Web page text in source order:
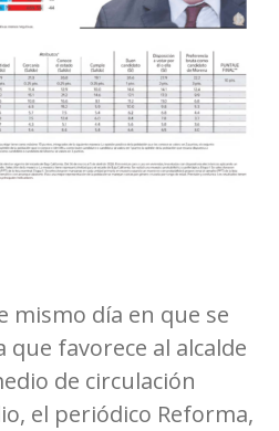
mismo día en que se
que favorece al alcalde
de circulación
el periódico Reforma,